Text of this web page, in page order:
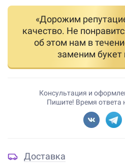
«Дорожим
качество. Не
об этом нам в
заменим букет
Консультация и
Пишите! Время ответа
Доставка